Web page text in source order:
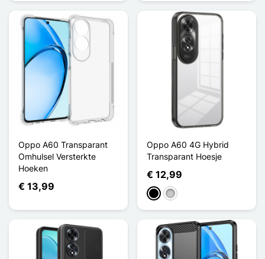
Oppo A60 Transparant
Omhulsel Versterkte
Hoeken
€ 13,99
Oppo A60 4G Hybrid
Transparant Hoesje
€ 12,99
ZwartTransparant